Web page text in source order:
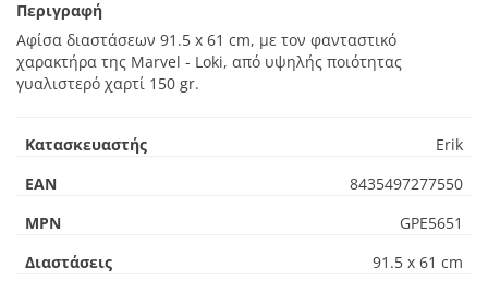
Περιγραφή
Αφίσα διαστάσεων 91.5 x 61 cm, με τον φανταστικό
χαρακτήρα της Marvel - Loki, από υψηλής ποιότητας
γυαλιστερό χαρτί 150 gr.
Κατασκευαστής
Erik
EAN
8435497277550
MPN
GPE5651
Διαστάσεις
91.5 x 61 cm